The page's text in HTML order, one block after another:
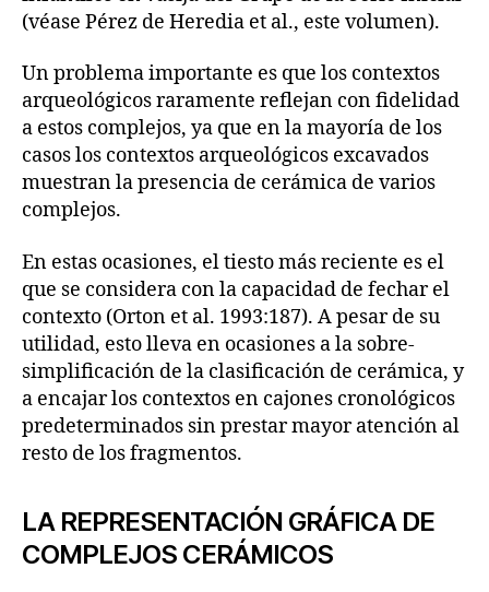
(véase Pérez de Heredia et al., este volumen).
Un problema importante es que los contextos
arqueológicos raramente reflejan con fidelidad
a estos complejos, ya que en la mayoría de los
casos los contextos arqueológicos excavados
muestran la presencia de cerámica de varios
complejos.
En estas ocasiones, el tiesto más reciente es el
que se considera con la capacidad de fechar el
contexto (Orton et al. 1993:187). A pesar de su
utilidad, esto lleva en ocasiones a la sobre-
simplificación de la clasificación de cerámica, y
a encajar los contextos en cajones cronológicos
predeterminados sin prestar mayor atención al
resto de los fragmentos.
LA REPRESENTACIÓN GRÁFICA DE
COMPLEJOS CERÁMICOS